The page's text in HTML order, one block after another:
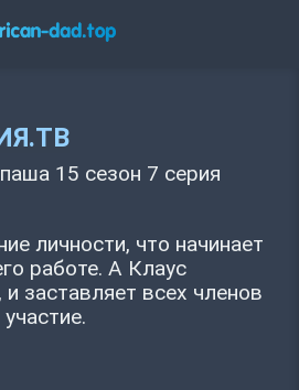
15 сезон 7 серия
личности, что начинает
работе. А Клаус
заставляет всех членов